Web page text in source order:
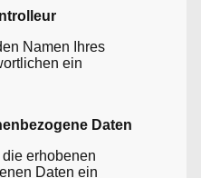
Namen Ihres
ein
Daten
erhobenen
Daten ein